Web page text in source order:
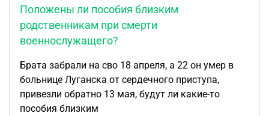
Положены ли пособия близким
родственникам при смерти
военнослужащего?
Брата забрали на сво 18 апреля, а 22 он умер в
больнице Луганска от сердечного приступа,
привезли обратно 13 мая, будут ли какие-то
пособия близким